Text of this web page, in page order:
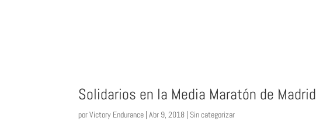
Solidarios en la Media Maratón de Madrid
porVictory Endurance |Abr 9, 2018 | Sin categorizar